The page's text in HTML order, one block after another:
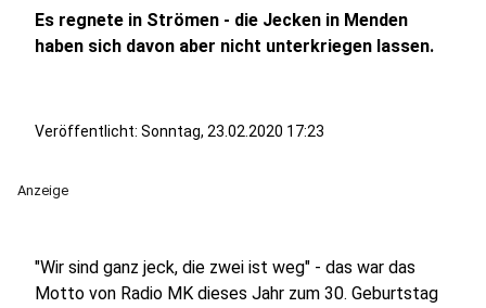
Es regnete in Strömen - die Jecken in Menden
haben sich davon aber nicht unterkriegen lassen.
Veröffentlicht: Sonntag, 23.02.2020 17:23
Anzeige
"Wir sind ganz jeck, die zwei ist weg" - das war das
Motto von Radio MK dieses Jahr zum 30. Geburtstag